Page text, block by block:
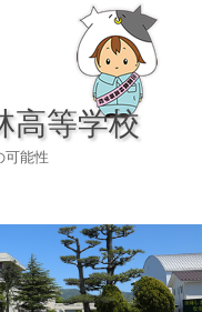
高等学校
可能性